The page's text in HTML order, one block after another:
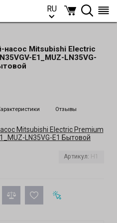
RU
насос Mitsubishi Electric
E1_MUZ-LN35VG-
Отзывы
Артикул: H1